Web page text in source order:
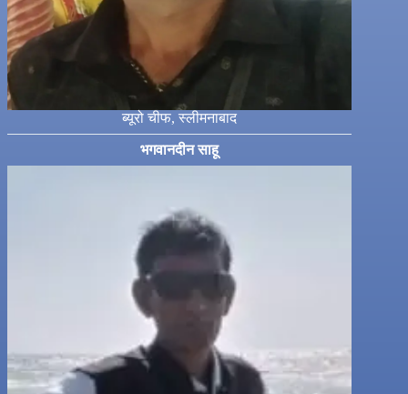
ब्यूरो चीफ, स्लीमनाबाद
भगवानदीन साहू